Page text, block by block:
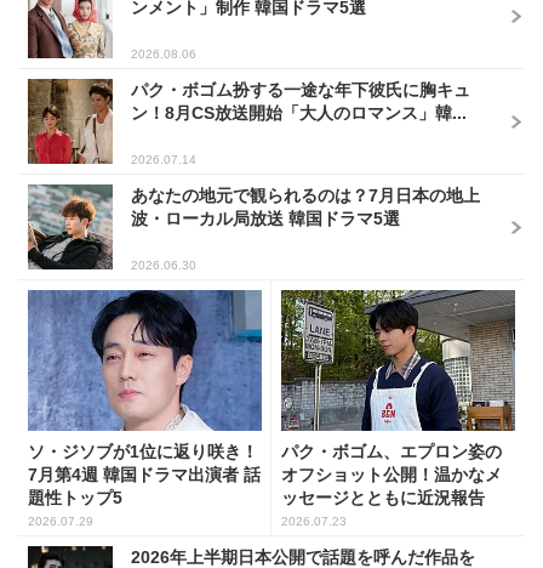
ンメント」制作 韓国ドラマ5選
2026.08.06
パク・ボゴム扮する一途な年下彼氏に胸キュ
ン！8月CS放送開始「大人のロマンス」韓...
2026.07.14
あなたの地元で観られるのは？7月日本の地上
波・ローカル局放送 韓国ドラマ5選
2026.06.30
ソ・ジソブが1位に返り咲き！
7月第4週 韓国ドラマ出演者 話
題性トップ5
2026.07.29
パク・ボゴム、エプロン姿の
オフショット公開！温かなメ
ッセージとともに近況報告
2026.07.23
2026年上半期日本公開で話題を呼んだ作品を